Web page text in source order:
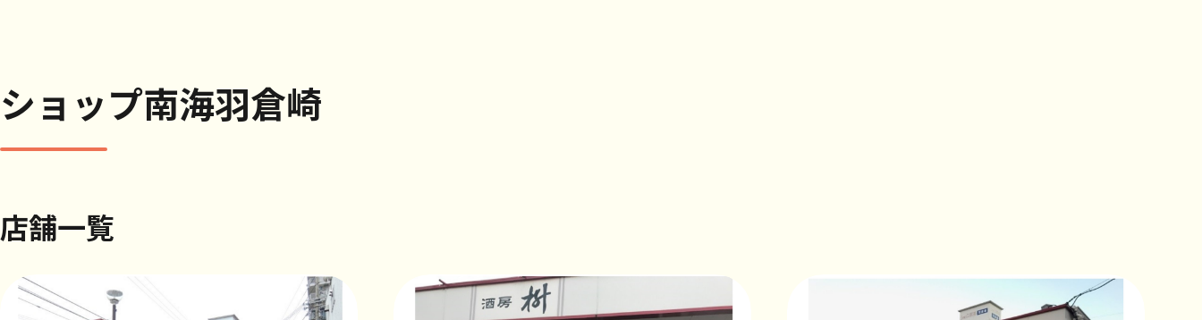
ショップ南海羽倉崎
店舗一覧